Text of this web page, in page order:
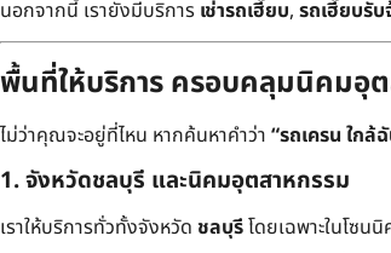
นอกจากนี้ เรายังมีบริการ เช่ารถเฮี๊ยบ, รถเฮี๊ยบรับ
พื้นที่ให้บริการ ครอบคลุมนิคมอุ
ไม่ว่าคุณจะอยู่ที่ไหน หากค้นหาคำว่า “รถเครน ใกล้
1. จังหวัดชลบุรี และนิคมอุตสาหกรรม
เราให้บริการทั่วทั้งจังหวัด ชลบุรีโดยเฉพาะในโซน